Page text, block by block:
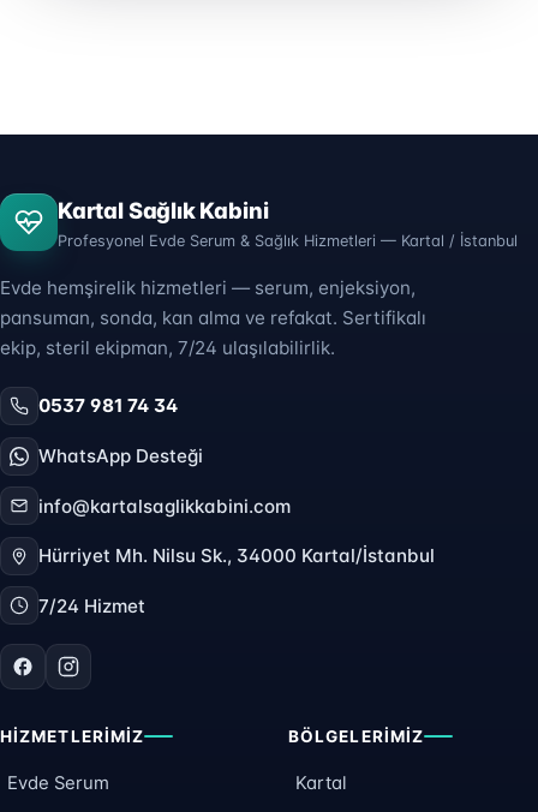
Kartal Sağlık Kabini
Profesyonel Evde Serum & Sağlık Hizmetleri — Kartal / İstanbul
Evde hemşirelik hizmetleri — serum, enjeksiyon,
pansuman, sonda, kan alma ve refakat. Sertifikalı
ekip, steril ekipman, 7/24 ulaşılabilirlik.
0537 981 74 34
WhatsApp Desteği
info@kartalsaglikkabini.com
Hürriyet Mh. Nilsu Sk., 34000 Kartal/İstanbul
7/24 Hizmet
HIZMETLERIMIZ
Evde Serum
BÖLGELERIMIZ
Kartal